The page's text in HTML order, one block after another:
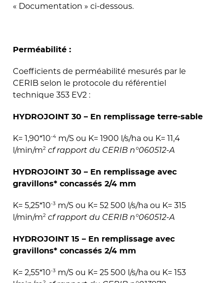
« Documentation » ci-dessous.
Perméabilité :
Coefficients de perméabilité mesurés par le
CERIB selon le protocole du référentiel
technique 353 EV2 :
HYDROJOINT 30 – En remplissage terre-sable
K= 1,90*10-4 m/S ou K= 1900 l/s/ha ou K= 11,4
l/min/m2 cf rapport du CERIB n°060512-A
HYDROJOINT 30 – En remplissage avec
gravillons* concassés 2/4 mm
K= 5,25*10-3 m/S ou K= 52 500 l/s/ha ou K= 315
l/min/m2 cf rapport du CERIB n°060512-A
HYDROJOINT 15 – En remplissage avec
gravillons* concassés 2/4 mm
K= 2,55*10-3 m/S ou K= 25 500 l/s/ha ou K= 153